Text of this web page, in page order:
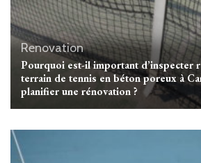
Renovation
Pourquoi est-il important d’inspecter
terrain de tennis en béton poreux à
planifier une rénovation ?